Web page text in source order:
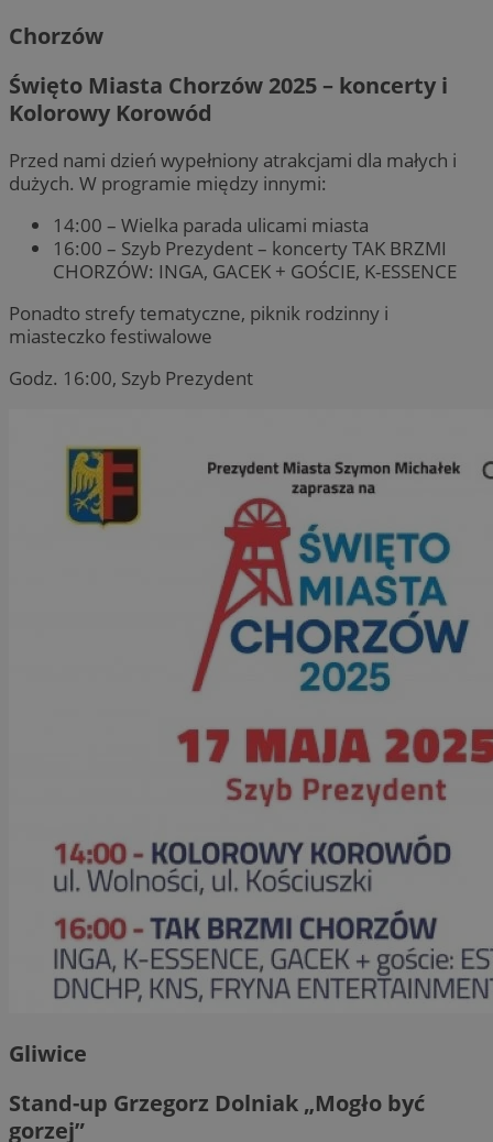
Chorzów
Święto Miasta Chorzów 2025 – koncerty i
Kolorowy Korowód
Przed nami dzień wypełniony atrakcjami dla małych i
dużych. W programie między innymi:
14:00 – Wielka parada ulicami miasta
16:00 – Szyb Prezydent – koncerty TAK BRZMI
CHORZÓW: INGA, GACEK + GOŚCIE, K-ESSENCE
Ponadto strefy tematyczne, piknik rodzinny i
miasteczko festiwalowe
Godz. 16:00, Szyb Prezydent
Gliwice
Stand-up Grzegorz Dolniak „Mogło być
gorzej”